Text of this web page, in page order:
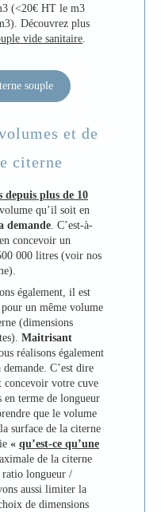
(<20€ HT le m3
Découvrez plus
vide sanitaire
souple
et de
citerne
plus de 10
qu’il soit en
demande . C’est-à-
concevoir un
000 litres (voir nos
également, il est
un même volume
(dimensions
Maitrisant
réalisons également
demande. C’est dire
concevoir votre cuve
en terme de longueur
que le volume
surface de la citerne
« qu’est-ce qu’une
de la citerne
ratio longueur /
aussi limiter la
de dimensions